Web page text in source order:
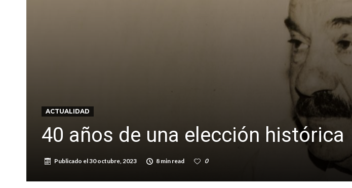
Sueño albiceleste: la arquera firmatense Jazmín David fue citada a la Selección Argentina
ACTUALIDAD
40 años de una elección histórica
Publicado el30 octubre, 2023 8 min read 0